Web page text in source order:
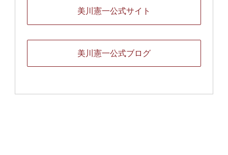
美川憲一公式サイト
美川憲一公式ブログ